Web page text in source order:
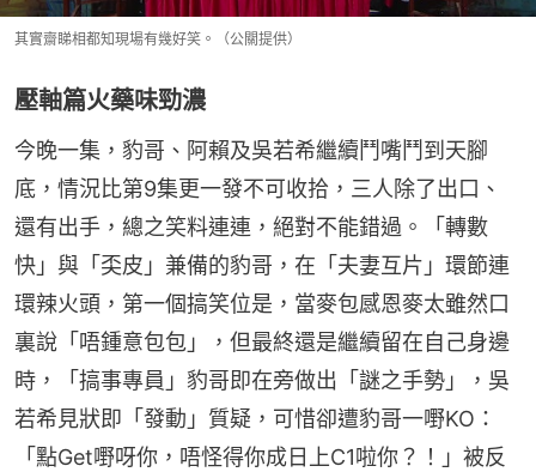
其實齋睇相都知現場有幾好笑。（公關提供）
壓軸篇火藥味勁濃
今晚一集，豹哥、阿賴及吳若希繼續鬥嘴鬥到天腳
底，情況比第9集更一發不可收拾，三人除了出口、
還有出手，總之笑料連連，絕對不能錯過。「轉數
快」與「奀皮」兼備的豹哥，在「夫妻互片」環節連
環辣火頭，第一個搞笑位是，當麥包感恩麥太雖然口
裏說「唔鍾意包包」，但最終還是繼續留在自己身邊
時，「搞事專員」豹哥即在旁做出「謎之手勢」，吳
若希見狀即「發動」質疑，可惜卻遭豹哥一嘢KO：
「點Get嘢呀你，唔怪得你成日上C1啦你？！」被反